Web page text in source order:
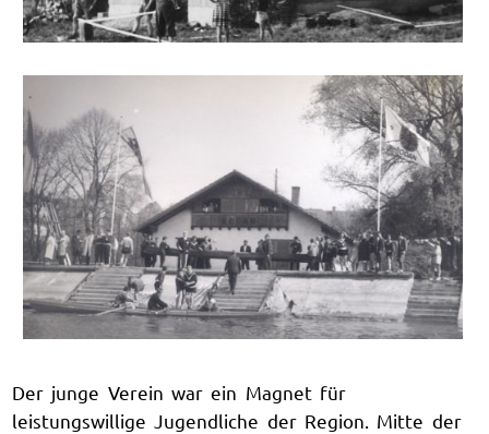
Der junge Verein war ein Magnet für
leistungswillige Jugendliche der Region. Mitte der